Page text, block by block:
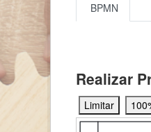
BPMN
Realizar
Limitar